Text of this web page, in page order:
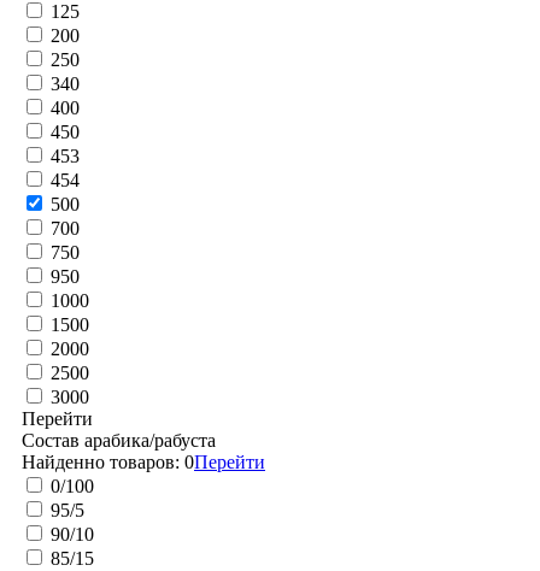
125
200
250
340
400
450
453
454
500
700
750
950
1000
1500
2000
2500
3000
Перейти
Состав арабика/рабуста
Найденно товаров: 0Перейти
0/100
95/5
90/10
85/15